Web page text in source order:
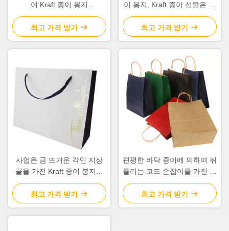
여 Kraft 종이 봉지
Customzied 인쇄되는 간격
최고 가격 받기
이 봉지, Kraft 종이 선물은 높
은 내구성을 자루에 넣습니다
최고 가격 받기
사업은 금 뜨거운 각인 지상
끝을 가진 Kraft 종이 봉지를
인쇄했습니다
최고 가격 받기
편평한 바닥 종이에 의하여 뒤
틀리는 코드 손잡이를 가진 개
인화된 브라운 종이 봉지
최고 가격 받기